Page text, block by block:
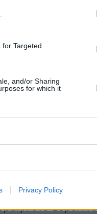
Targeted
and/or Sharing
for which it
Privacy Policy
είναι
Όλαφ Σολτς
μετά το
του
πρόσθεσε.
πρόεδρος
στο Βερολίνο